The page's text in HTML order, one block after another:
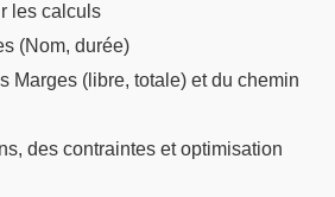
les calculs
(Nom, durée)
Marges (libre, totale) et du chemin
des contraintes et optimisation